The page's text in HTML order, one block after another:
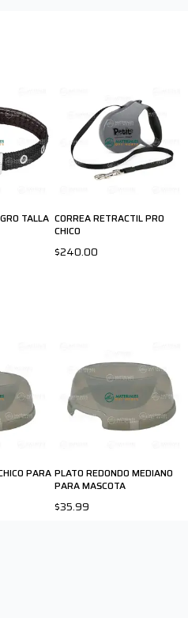
TALLA CORREA RETRACTIL PRO
CHICO
$240.00
PARA PLATO REDONDO MEDIANO
PARA MASCOTA
$35.99